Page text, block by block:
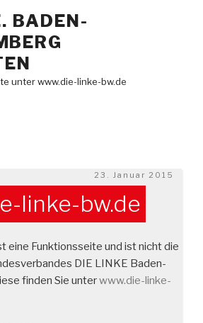
BADEN-
unter www.die-linke-bw.de
Veröffentlicht
am
23. Januar 2015
linke-bw.de
eine Funktionsseite und ist nicht die
DIE LINKE Baden-
finden Sie unterwww.die-linke-